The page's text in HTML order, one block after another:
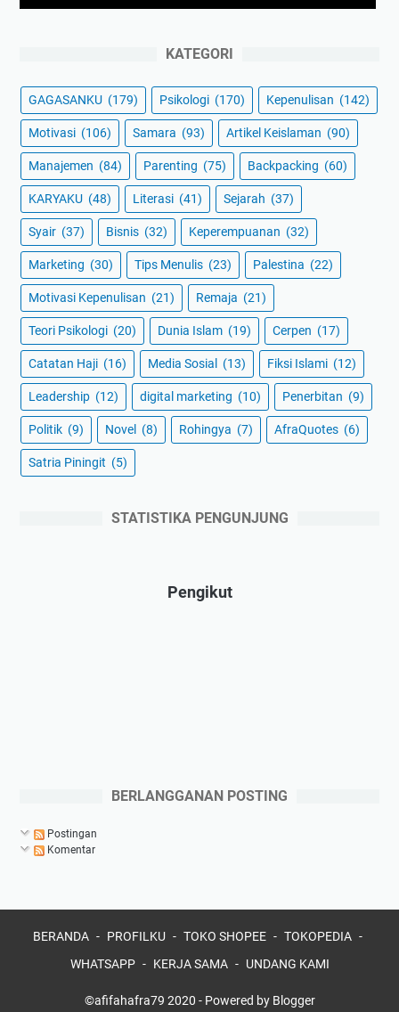
KATEGORI
GAGASANKU (179) Psikologi (170) Kepenulisan (142)
Motivasi (106) Samara (93) Artikel Keislaman (90)
Manajemen (84) Parenting (75) Backpacking (60)
KARYAKU (48) Literasi (41) Sejarah (37)
Syair (37) Bisnis (32) Keperempuanan (32)
Marketing (30) Tips Menulis (23) Palestina (22)
Motivasi Kepenulisan (21) Remaja (21)
Teori Psikologi (20) Dunia Islam (19) Cerpen (17)
Catatan Haji (16) Media Sosial (13) Fiksi Islami (12)
Leadership (12) digital marketing (10) Penerbitan (9)
Politik (9) Novel (8) Rohingya (7) AfraQuotes (6)
Satria Piningit (5)
STATISTIKA PENGUNJUNG
Pengikut
BERLANGGANAN POSTING
Postingan
Komentar
BERANDA PROFILKU TOKO SHOPEE
TOKOPEDIA
WHATSAPP
KERJA SAMA UNDANG KAMI
©afifahafra79 2020 - Powered by Blogger